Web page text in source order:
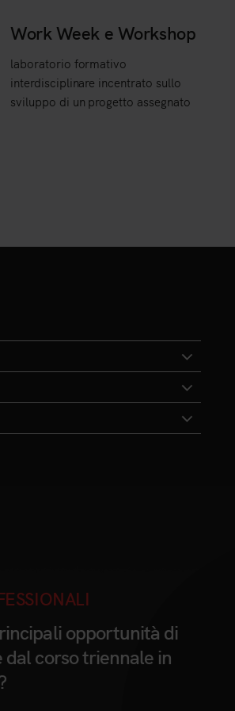
Work Week e Workshop
laboratorio formativo
interdisciplinare incentrato sullo
sviluppo di un progetto assegnato
opportunità di
corso triennale in